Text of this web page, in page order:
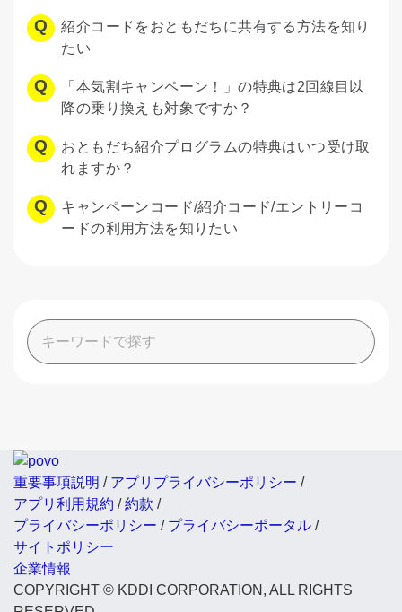
紹介コードをおともだちに共有する方法を知り
たい
「本気割キャンペーン！」の特典は2回線目以
降の乗り換えも対象ですか？
おともだち紹介プログラムの特典はいつ受け取
れますか？
キャンペーンコード/紹介コード/エントリーコ
ードの利用方法を知りたい
重要事項説明 / アプリプライバシーポリシー /
アプリ利用規約 /約款 /
プライバシーポリシー / プライバシーポータル /
サイトポリシー
企業情報
COPYRIGHT © KDDI CORPORATION, ALL RIGHTS